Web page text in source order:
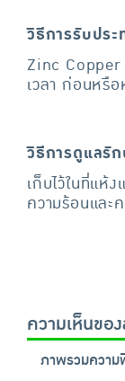
วิธีการรับประ
Zinc Copper
เวลา ก่อนหรือ
วิธีการดูแลรัก
เก็บไว้ในที่แห้
ความร้อนและ
ความเห็นขอ
ภาพรวมความ